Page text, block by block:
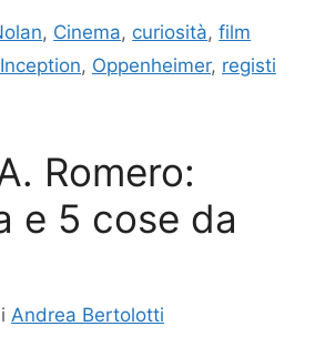
, Cinema, curiosità,film
Inception, Oppenheimer, registi
Romero:
e 5 cose da
Andrea Bertolotti